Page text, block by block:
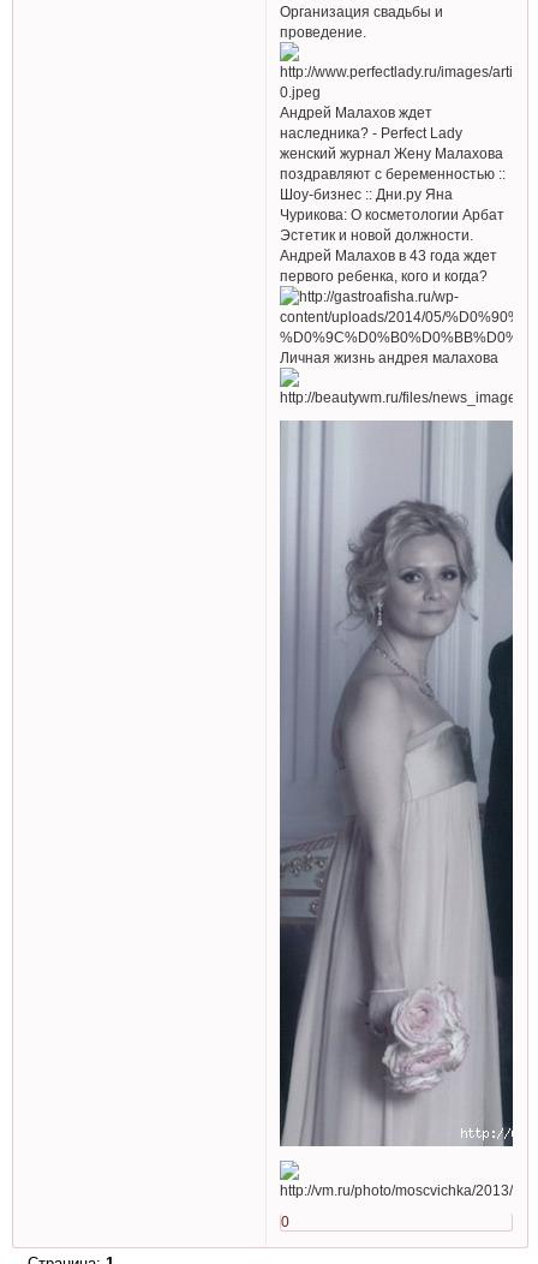
Организация свадьбы и
проведение.
Андрей Малахов ждет
наследника? - Perfect Lady
женский журнал Жену Малахова
поздравляют с беременностью ::
Шоу-бизнес :: Дни.ру Яна
Чурикова: О косметологии Арбат
Эстетик и новой должности.
Андрей Малахов в 43 года ждет
первого ребенка, кого и когда?
Личная жизнь андрея малахова
0